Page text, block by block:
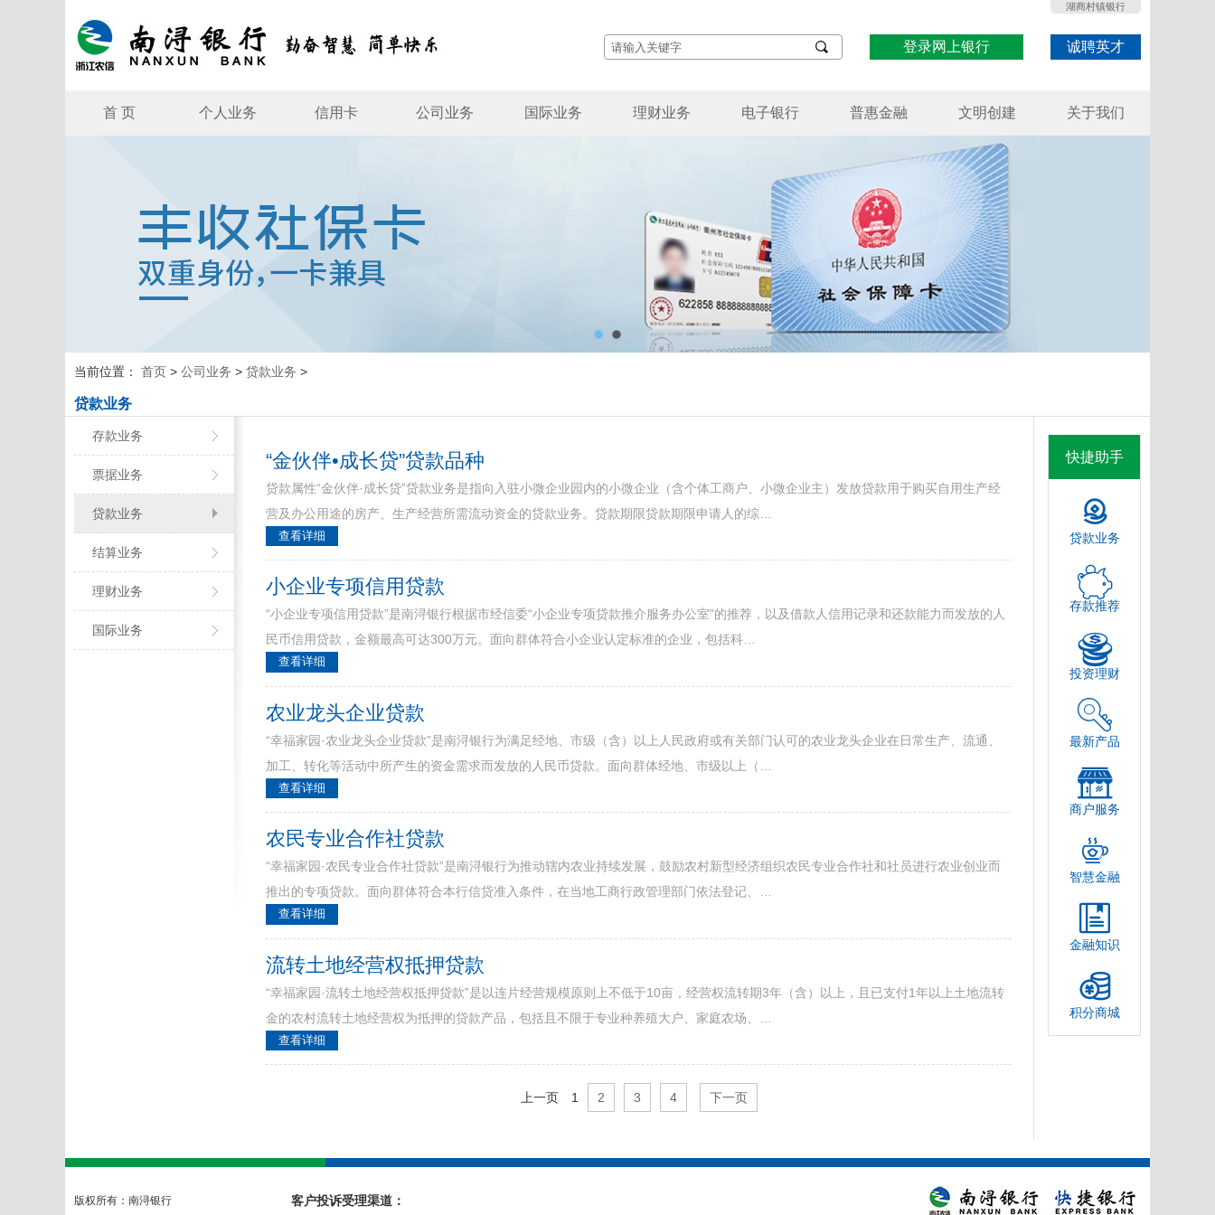
诚聘英才
登录网上银行
湖商村镇银行
首 页 个人业务 信用卡 公司业务 国际业务 理财业务 电子银行 普惠金融 文明创建 关于我们
当前位置： 首页 > 公司业务 > 贷款业务 >
贷款业务
存款业务
票据业务
贷款业务
结算业务
理财业务
国际业务
“金伙伴•成长贷”贷款品种
贷款属性“金伙伴·成长贷”贷款业务是指向入驻小微企业园内的小微企业（含个体工商户、小微企业主）发放贷款用于购买自用生产经
营及办公用途的房产、生产经营所需流动资金的贷款业务。贷款期限贷款期限申请人的综…
查看详细
小企业专项信用贷款
“小企业专项信用贷款”是南浔银行根据市经信委“小企业专项贷款推介服务办公室”的推荐，以及借款人信用记录和还款能力而发放的人
民币信用贷款，金额最高可达300万元。面向群体符合小企业认定标准的企业，包括科…
查看详细
农业龙头企业贷款
“幸福家园·农业龙头企业贷款”是南浔银行为满足经地、市级（含）以上人民政府或有关部门认可的农业龙头企业在日常生产、流通、
加工、转化等活动中所产生的资金需求而发放的人民币贷款。面向群体经地、市级以上（…
查看详细
农民专业合作社贷款
“幸福家园·农民专业合作社贷款”是南浔银行为推动辖内农业持续发展，鼓励农村新型经济组织农民专业合作社和社员进行农业创业而
推出的专项贷款。面向群体符合本行信贷准入条件，在当地工商行政管理部门依法登记、…
查看详细
流转土地经营权抵押贷款
“幸福家园·流转土地经营权抵押贷款”是以连片经营规模原则上不低于10亩，经营权流转期3年（含）以上，且已支付1年以上土地流转
金的农村流转土地经营权为抵押的贷款产品，包括且不限于专业种养殖大户、家庭农场、…
查看详细
上一页 1 2 3 4 下一页
快捷助手
贷款业务
存款推荐
投资理财
最新产品
商户服务
智慧金融
金融知识
积分商城
版权所有：南浔银行 客户投诉受理渠道：